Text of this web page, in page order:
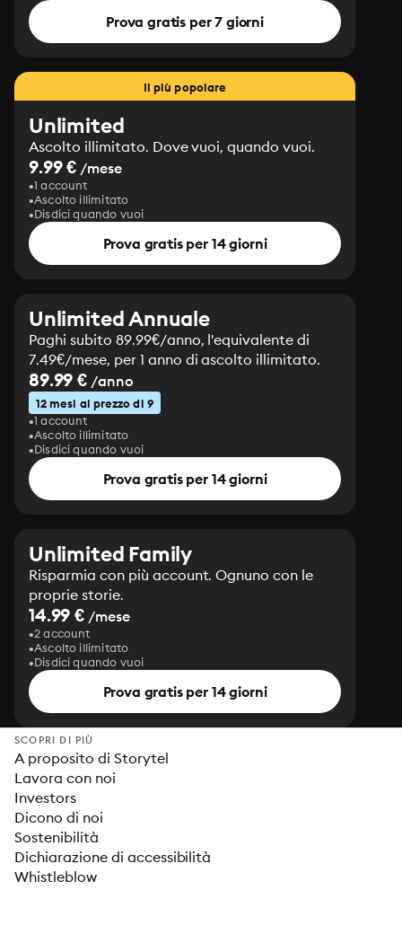
Prova gratis per 7 giorni
Il più popolare
Unlimited
Ascolto illimitato. Dove vuoi, quando vuoi.
9.99 € /mese
1 account
Ascolto illimitato
Disdici quando vuoi
Prova gratis per 14 giorni
Unlimited Annuale
Paghi subito 89.99€/anno, l'equivalente di
7.49€/mese, per 1 anno di ascolto illimitato.
89.99 € /anno
12 mesi al prezzo di 9
1 account
Ascolto illimitato
Disdici quando vuoi
Prova gratis per 14 giorni
Unlimited Family
Risparmia con più account. Ognuno con le
proprie storie.
14.99 € /mese
2 account
Ascolto illimitato
Disdici quando vuoi
Prova gratis per 14 giorni
SCOPRI DI PIÙ
A proposito di Storytel
Lavora con noi
Investors
Dicono di noi
Sostenibilità
Dichiarazione di accessibilità
Whistleblow